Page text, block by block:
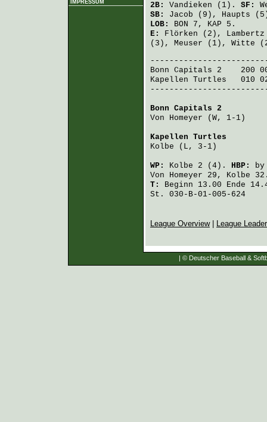
IMPRESSUM 2B: Vandieken (1). SF:
SB: Jacob (9), Haupts
LOB:
BON 7, KAP 5.
E: Flörken (2), Lambertz
(3), Meuser (1), Witte
Bonn Capitals 2
200
Kapellen Turtles
010
Bonn Capitals 2
Von Homeyer (W, 1-1)
Kapellen Turtles
Kolbe (L, 3-1)
WP: Kolbe 2 (4). HBP:
Von Homeyer 29, Kolbe
T:
Beginn 13.00 Ende
St. 030-B-01-005-624
League Overview| League
| © Deutscher Baseball &